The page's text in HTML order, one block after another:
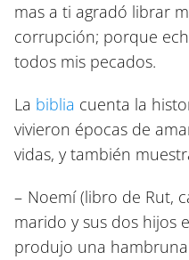
mas a ti agradó librar
corrupción; porque
todos mis pecados.
La biblia cuenta la
vivieron épocas de
vidas, y también
– Noemí(libro de Rut,
marido y sus dos hijos
produjo una